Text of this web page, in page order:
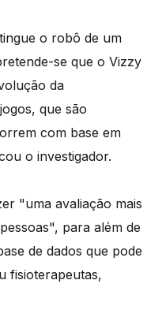
o robô de um
se que o Vizzy
da
que são
com base em
o investigador.
"uma avaliação mais
para além de
de dados que pode
fisioterapeutas,